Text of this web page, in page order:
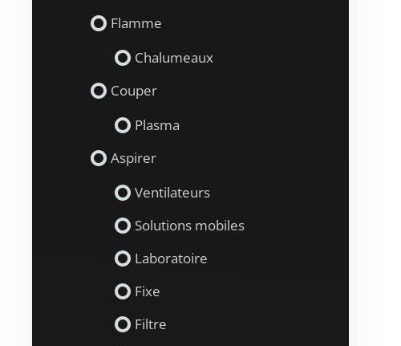
Flamme
Chalumeaux
Couper
Plasma
Aspirer
Ventilateurs
Solutions mobiles
Laboratoire
Fixe
Filtre